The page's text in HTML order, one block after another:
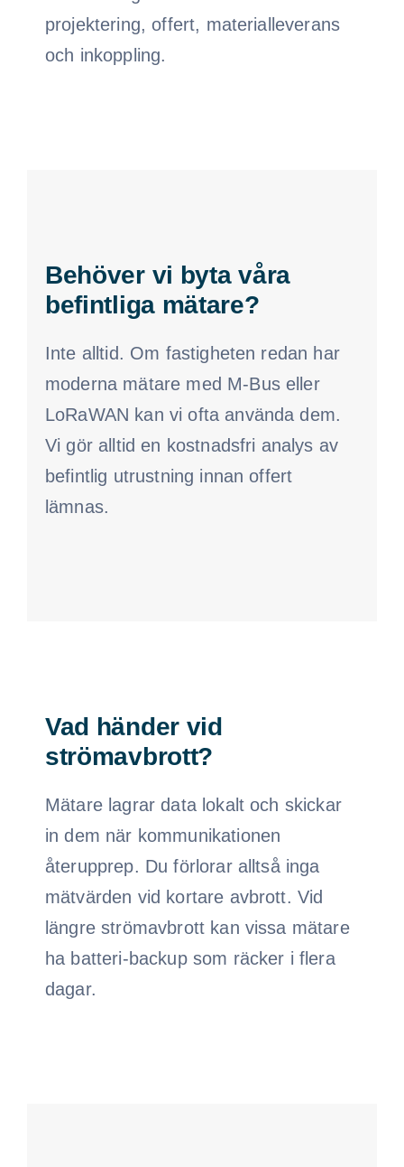
projektering, offert, materialleverans
och inkoppling.
Behöver vi byta våra
befintliga mätare?
Inte alltid. Om fastigheten redan har
moderna mätare med M-Bus eller
LoRaWAN kan vi ofta använda dem.
Vi gör alltid en kostnadsfri analys av
befintlig utrustning innan offert
lämnas.
Vad händer vid
strömavbrott?
Mätare lagrar data lokalt och skickar
in dem när kommunikationen
återupprep. Du förlorar alltså inga
mätvärden vid kortare avbrott. Vid
längre strömavbrott kan vissa mätare
ha batteri-backup som räcker i flera
dagar.